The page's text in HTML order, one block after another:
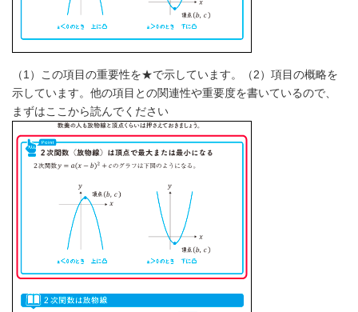
（1）この項目の重要性を★で示しています。（2）項目の概略を
示しています。他の項目との関連性や重要度を書いているので、
まずはここから読んでください